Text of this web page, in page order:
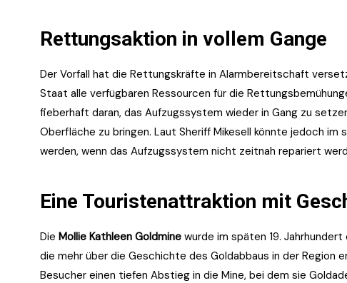
Rettungsaktion in vollem Gange
Der Vorfall hat die Rettungskräfte in Alarmbereitschaft
Staat alle verfügbaren Ressourcen für die
fieberhaft daran, das Aufzugssystem wieder in Gang zu
Oberfläche zu bringen. Laut Sheriff Mikesell könnte jedoch
werden, wenn das Aufzugssystem nicht zeitnah repariert
Eine Touristenattraktion mit
Die Mollie Kathleen Goldmine wurde im späten 19.
die mehr über die Geschichte des Goldabbaus in der Region
Besucher einen tiefen Abstieg in die Mine, bei dem sie